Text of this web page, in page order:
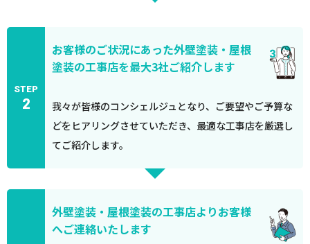
STEP
2
お客様のご状況にあった外壁塗装・屋根
塗装の工事店を最大3社ご紹介します
我々が皆様のコンシェルジュとなり、ご要望やご予算な
どをヒアリングさせていただき、最適な工事店を厳選し
てご紹介します。
外壁塗装・屋根塗装の工事店よりお客様
へご連絡いたします